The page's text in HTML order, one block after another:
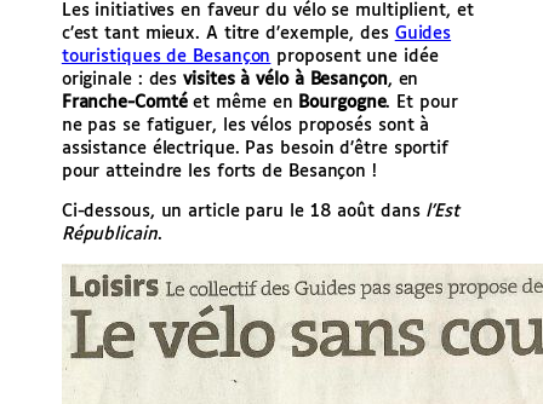
Les initiatives en faveur du vélo se multiplient, et
c’est tant mieux. A titre d’exemple, des Guides
touristiques de Besançon proposent une idée
originale : desvisites à vélo à Besançon, en
Franche-Comtéet même en Bourgogne. Et pour
ne pas se fatiguer, les vélos proposés sont à
assistance électrique. Pas besoin d’être sportif
pour atteindre les forts de Besançon !
Ci-dessous, un article paru le 18 août dansl’Est
Républicain.